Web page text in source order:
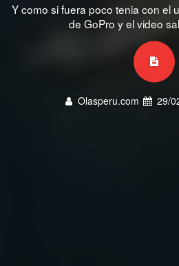
Y como si fuera poco tenia con el
de GoPro y el video
Olasperu.com 29/